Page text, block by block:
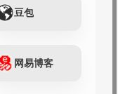
豆包
网易博客